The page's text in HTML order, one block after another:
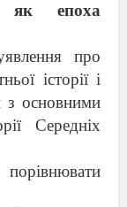
як епоха
про
історії і
з основними
Середніх